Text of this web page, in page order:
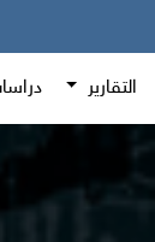
التقارير